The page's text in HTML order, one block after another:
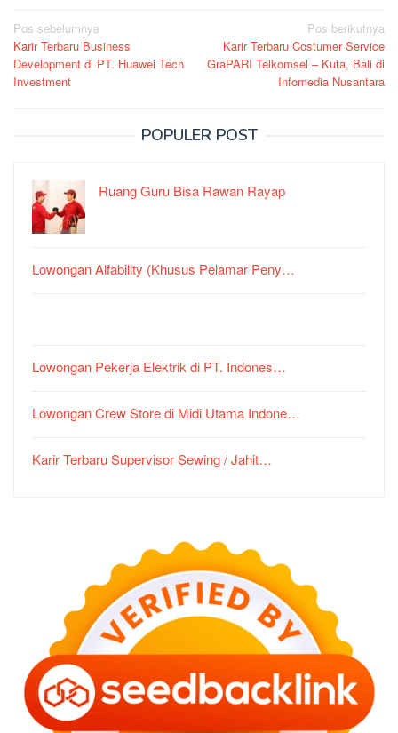
Navigasi
pos
Pos sebelumnya
Karir Terbaru Business
Development di PT. Huawei Tech
Investment
Pos berikutnya
Karir Terbaru Costumer Service
GraPARI Telkomsel – Kuta, Bali di
Infomedia Nusantara
POPULER POST
Ruang Guru Bisa Rawan Rayap
Lowongan Alfability (Khusus Pelamar Peny…
Lowongan Pekerja Elektrik di PT. Indones…
Lowongan Crew Store di Midi Utama Indone…
Karir Terbaru Supervisor Sewing / Jahit…